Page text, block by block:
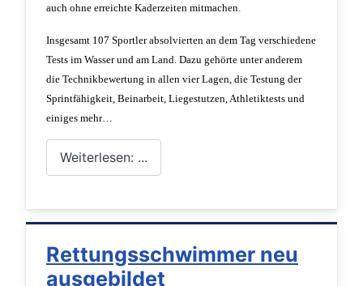
auch ohne erreichte Kaderzeiten mitmachen.
Insgesamt 107 Sportler absolvierten an dem Tag verschiedene
Tests im Wasser und am Land. Dazu gehörte unter anderem
die Technikbewertung in allen vier Lagen, die Testung der
Sprintfähigkeit, Beinarbeit, Liegestutzen, Athletiktests und
einiges mehr…
Weiterlesen: ...
Rettungsschwimmer neu
ausgebildet